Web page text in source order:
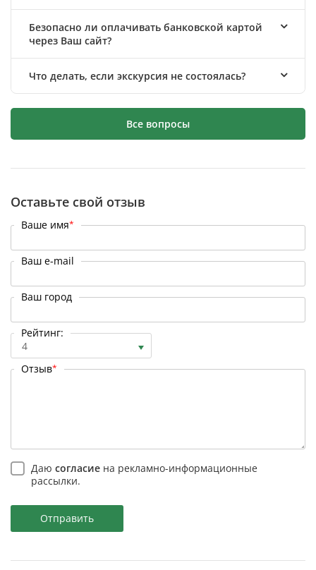
Безопасно ли оплачивать банковской картой
через Ваш сайт?
Что делать, если экскурсия не состоялась?
Все вопросы
Оставьте свой отзыв
Ваше имя*
Ваш e-mail
Ваш город
Рейтинг:
4
Отзыв*
Даю согласие на рекламно-информационные
рассылки.
Отправить